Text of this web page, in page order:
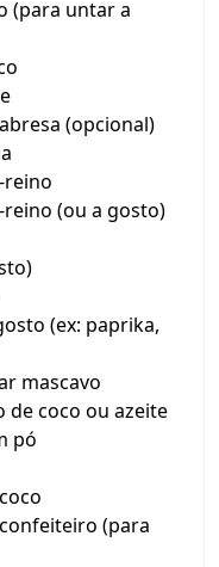
(para untar a
(opcional)
reino
(ou a gosto)
(ex: paprika,
mascavo
de coco ou azeite
pó
(para